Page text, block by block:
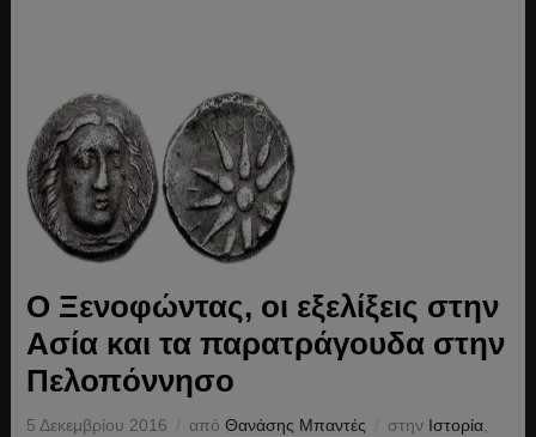
Ο Ξενοφώντας, οι εξελίξεις στην
Ασία και τα παρατράγουδα στην
Πελοπόννησο
5 Δεκεμβρίου 2016 από Θανάσης Μπαντές στην Ιστορία,